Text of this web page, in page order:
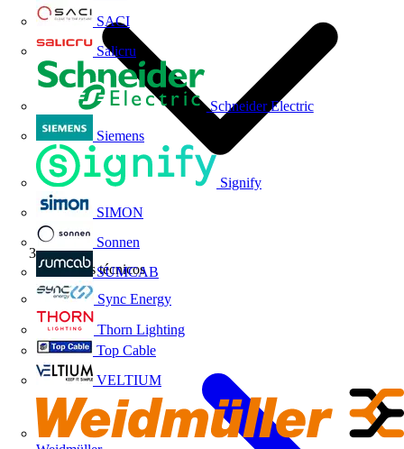
SACI
Salicru
Schneider Electric
Siemens
Signify
SIMON
Sonnen
SUMCAB
Sync Energy
Thorn Lighting
Top Cable
VELTIUM
Artículos técnicos